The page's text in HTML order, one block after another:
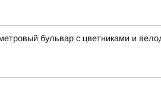
бульвар с цветниками и